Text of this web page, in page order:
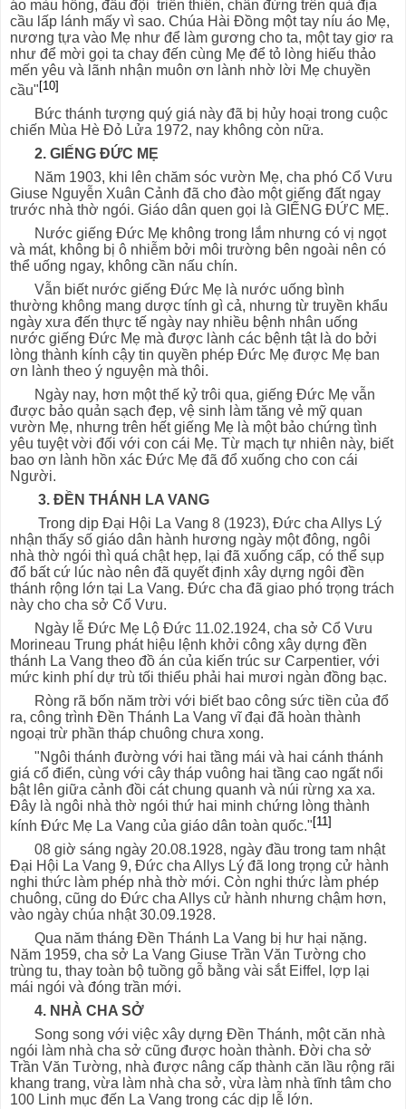
áo màu hồng, đầu đội triền thiên, chân đứng trên quả địa
cầu lấp lánh mấy vì sao. Chúa Hài Đồng một tay níu áo Mẹ,
nương tựa vào Mẹ như để làm gương cho ta, một tay giơ ra
như để mời gọi ta chay đến cùng Mẹ để tỏ lòng hiếu thảo
mến yêu và lãnh nhận muôn ơn lành nhờ lời Mẹ chuyền
cầu" [10]
Bức thánh tượng quý giá này đã bị hủy hoại trong cuộc
chiến Mùa Hè Đỏ Lửa 1972, nay không còn nữa.
2. GIẾNG ĐỨC MẸ
Năm 1903, khi lên chăm sóc vườn Mẹ, cha phó Cổ Vưu
Giuse Nguyễn Xuân Cảnh đã cho đào một giếng đất ngay
trước nhà thờ ngói. Giáo dân quen gọi là GIẾNG ĐỨC MẸ.
Nước giếng Đức Mẹ không trong lắm nhưng có vị ngọt
và mát, không bị ô nhiễm bởi môi trường bên ngoài nên có
thể uống ngay, không cần nấu chín.
Vẫn biết nước giếng Đức Mẹ là nước uống bình
thường không mang dược tính gì cả, nhưng từ truyền khẩu
ngày xưa đến thực tế ngày nay nhiều bệnh nhân uống
nước giếng Đức Mẹ mà được lành các bệnh tật là do bởi
lòng thành kính cậy tin quyền phép Đức Mẹ được Mẹ ban
ơn lành theo ý nguyện mà thôi.
Ngày nay, hơn một thế kỷ trôi qua, giếng Đức Mẹ vẫn
được bảo quản sạch đẹp, vệ sinh làm tăng vẻ mỹ quan
vườn Mẹ, nhưng trên hết giếng Mẹ là một bảo chứng tình
yêu tuyệt vời đối với con cái Mẹ. Từ mạch tự nhiên này, biết
bao ơn lành hồn xác Đức Mẹ đã đổ xuống cho con cái
Người.
3. ĐỀN THÁNH LA VANG
Trong dịp Đại Hội La Vang 8 (1923), Đức cha Allys Lý
nhận thấy số giáo dân hành hương ngày một đông, ngôi
nhà thờ ngói thì quá chật hẹp, lại đã xuống cấp, có thể sụp
đổ bất cứ lúc nào nên đã quyết định xây dựng ngôi đền
thánh rộng lớn tại La Vang. Đức cha đã giao phó trọng trách
này cho cha sở Cổ Vưu.
Ngày lễ Đức Mẹ Lộ Đức 11.02.1924, cha sở Cổ Vưu
Morineau Trung phát hiệu lệnh khởi công xây dựng đền
thánh La Vang theo đồ án của kiến trúc sư Carpentier, với
mức kinh phí dự trù tối thiểu phải hai mươi ngàn đồng bạc.
Ròng rã bốn năm trời với biết bao công sức tiền của đổ
ra, công trình Đền Thánh La Vang vĩ đại đã hoàn thành
ngoại trừ phần tháp chuông chưa xong.
"Ngôi thánh đường với hai tầng mái và hai cánh thánh
giá cổ điển, cùng với cây tháp vuông hai tầng cao ngất nổi
bật lên giữa cảnh đồi cát chung quanh và núi rừng xa xa.
Đây là ngôi nhà thờ ngói thứ hai minh chứng lòng thành
kính Đức Mẹ La Vang của giáo dân toàn quốc." [11]
08 giờ sáng ngày 20.08.1928, ngày đầu trong tam nhật
Đại Hội La Vang 9, Đức cha Allys Lý đã long trọng cử hành
nghi thức làm phép nhà thờ mới. Còn nghi thức làm phép
chuông, cũng do Đức cha Allys cử hành nhưng chậm hơn,
vào ngày chúa nhật 30.09.1928.
Qua năm tháng Đền Thánh La Vang bị hư hại nặng.
Năm 1959, cha sở La Vang Giuse Trần Văn Tường cho
trùng tu, thay toàn bộ tuồng gỗ bằng vài sắt Eiffel, lợp lại
mái ngói và đóng trần mới.
4. NHÀ CHA SỞ
Song song với việc xây dựng Đền Thánh, một căn nhà
ngói làm nhà cha sở cũng được hoàn thành. Đời cha sở
Trần Văn Tường, nhà được nâng cấp thành căn lầu rộng rãi
khang trang, vừa làm nhà cha sở, vừa làm nhà tĩnh tâm cho
100 Linh mục đến La Vang trong các dịp lễ lớn.